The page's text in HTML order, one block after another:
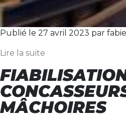
Publié le 27 avril 2023 par
Lire la suite
MÂCHOIRES